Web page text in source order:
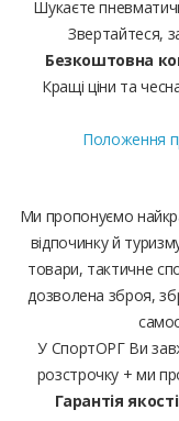
Шукаєте
Звертайтеся,
Безкоштовна
Кращі ціни та
Положення
Ми пропонуємо
відпочинку й
товари, тактичне
дозволена зброя,
У СпортОРГ Ви
розстрочку + ми
Гарантія